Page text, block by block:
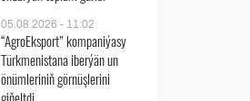
05.08.2026 - 11:02
“AgroEksport” kompaniýasy
Türkmenistana iberýän un
önümleriniň görnüşlerini